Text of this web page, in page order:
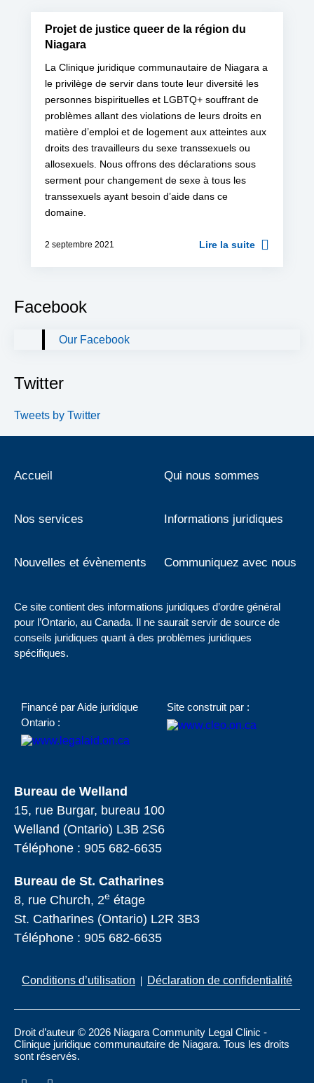
Projet de justice queer de la région du
Niagara
La Clinique juridique communautaire de Niagara a
le privilège de servir dans toute leur diversité les
personnes bispirituelles et LGBTQ+ souffrant de
problèmes allant des violations de leurs droits en
matière d’emploi et de logement aux atteintes aux
droits des travailleurs du sexe transsexuels ou
allosexuels. Nous offrons des déclarations sous
serment pour changement de sexe à tous les
transsexuels ayant besoin d’aide dans ce
domaine.
2 septembre 2021 Lire la suite
Facebook
Our Facebook
Twitter
Tweets by Twitter
Accueil Qui nous sommes
Nos services Informations juridiques
Nouvelles et évènements Communiquez avec nous
Ce site contient des informations juridiques d’ordre général
pour l’Ontario, au Canada. Il ne saurait servir de source de
conseils juridiques quant à des problèmes juridiques
spécifiques.
Financé par Aide juridique
Ontario :
Site construit par :
Bureau de Welland
15, rue Burgar, bureau 100
Welland (Ontario) L3B 2S6
Téléphone : 905 682-6635
Bureau de St. Catharines
8, rue Church, 2e étage
St. Catharines (Ontario) L2R 3B3
Téléphone : 905 682-6635
Conditions d’utilisation Déclaration de confidentialité
Droit d’auteur © 2026 Niagara Community Legal Clinic -
Clinique juridique communautaire de Niagara. Tous les droits
sont réservés.